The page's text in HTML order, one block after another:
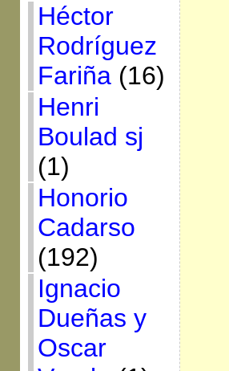
Héctor
Rodríguez
Fariña(16)
Henri
Boulad sj
(1)
Honorio
Cadarso
(192)
Ignacio
Dueñas y
Oscar